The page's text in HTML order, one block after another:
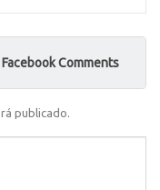
Facebook Comments
publicado.